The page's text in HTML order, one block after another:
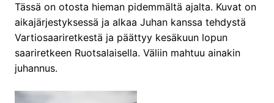
Tässä on otosta hieman pidemmältä ajalta. Kuvat on
aikajärjestyksessä ja alkaa Juhan kanssa tehdystä
Vartiosaariretkestä ja päättyy kesäkuun lopun
saariretkeen Ruotsalaisella. Väliin mahtuu ainakin
juhannus.